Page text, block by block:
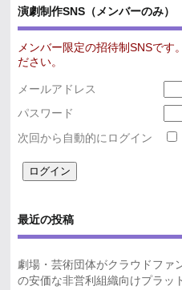
演劇制作SNS（メンバーのみ）
メンバー限定の招待制SNSです
ださい。
メールアドレス
パスワード
次回から自動的にログイン
最近の投稿
劇場・芸術団体がクラウドファ
の安価な非営利組織向けプラッ